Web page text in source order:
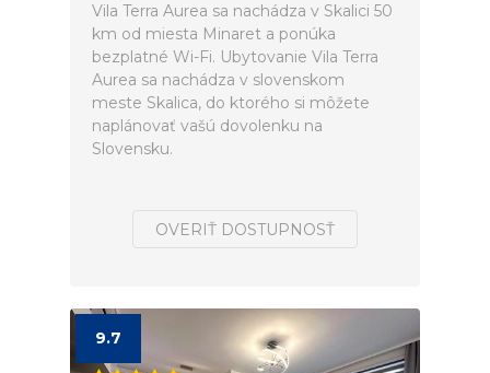
Vila Terra Aurea sa nachádza v Skalici 50
km od miesta Minaret a ponúka
bezplatné Wi-Fi. Ubytovanie Vila Terra
Aurea sa nachádza v slovenskom
meste Skalica, do ktorého si môžete
naplánovať vašú dovolenku na
Slovensku.
OVERIŤ DOSTUPNOSŤ
9.7